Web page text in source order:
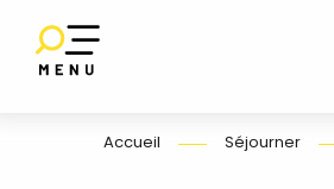
contenu
Accueil Séjourner